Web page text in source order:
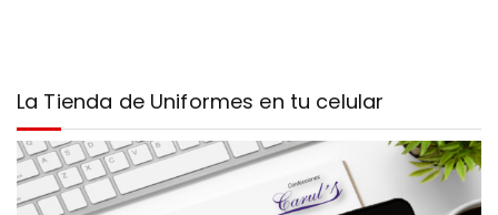
La Tienda de Uniformes en tu celular